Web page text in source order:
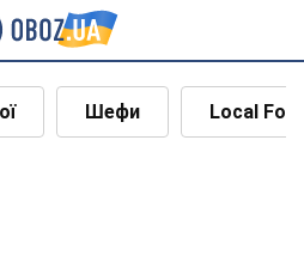
Шефи Local